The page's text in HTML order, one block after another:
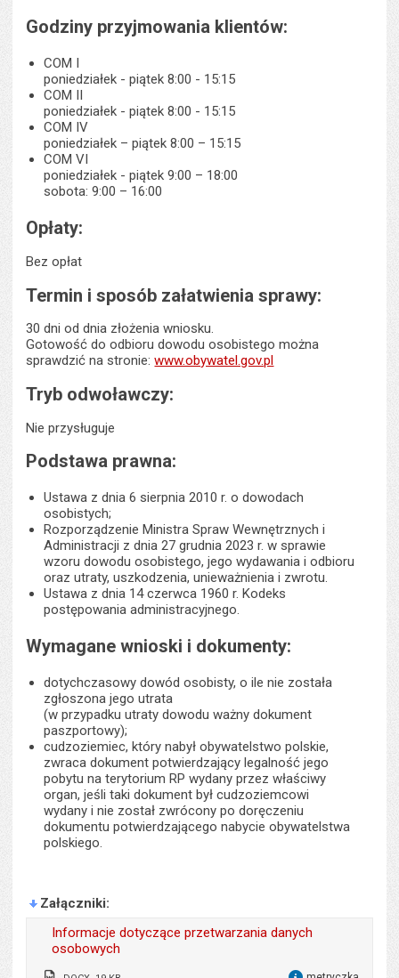
Godziny przyjmowania klientów:
COM I
poniedziałek - piątek 8:00 - 15:15
COM II
poniedziałek - piątek 8:00 - 15:15
COM IV
poniedziałek – piątek 8:00 – 15:15
COM VI
poniedziałek - piątek 9:00 – 18:00
sobota: 9:00 – 16:00
Opłaty:
Bez opłat
Termin i sposób załatwienia sprawy:
30 dni od dnia złożenia wniosku.
Gotowość do odbioru dowodu osobistego można
sprawdzić na stronie:www.obywatel.gov.pl
Tryb odwoławczy:
Nie przysługuje
Podstawa prawna:
Ustawa z dnia 6 sierpnia 2010 r. o dowodach
osobistych;
Rozporządzenie Ministra Spraw Wewnętrznych i
Administracji z dnia 27 grudnia 2023 r. w sprawie
wzoru dowodu osobistego, jego wydawania i odbioru
oraz utraty, uszkodzenia, unieważnienia i zwrotu.
Ustawa z dnia 14 czerwca 1960 r. Kodeks
postępowania administracyjnego.
Wymagane wnioski i dokumenty:
dotychczasowy dowód osobisty, o ile nie została
zgłoszona jego utrata
(w przypadku utraty dowodu ważny dokument
paszportowy);
cudzoziemiec, który nabył obywatelstwo polskie,
zwraca dokument potwierdzający legalność jego
pobytu na terytorium RP wydany przez właściwy
organ, jeśli taki dokument był cudzoziemcowi
wydany i nie został zwrócony po doręczeniu
dokumentu potwierdzającego nabycie obywatelstwa
polskiego.
Załączniki
Informacje dotyczące przetwarzania danych
osobowych